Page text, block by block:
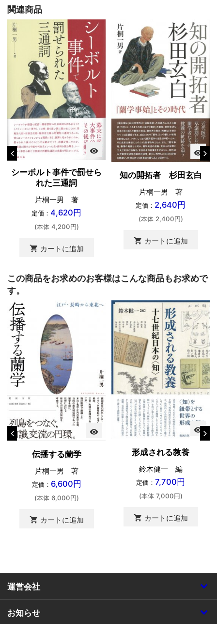
関連商品
visibility
シーボルト事件で罰せら
れた三通詞
片桐一男 著
定価： 4,620円
(本体 4,200円)
shopping_cart カートに追加
visibility
知の開拓者 杉田玄白
片桐一男 著
定価： 2,640円
(本体 2,400円)
shopping_cart カートに追加
この商品をお求めのお客様はこんな商品もお求めで
す。
visibility
伝播する蘭学
片桐一男 著
定価： 6,600円
(本体 6,000円)
shopping_cart カートに追加
visibility
形成される教養
鈴木健一 編
定価： 7,700円
(本体 7,000円)
shopping_cart カートに追加
運営会社
お知らせ